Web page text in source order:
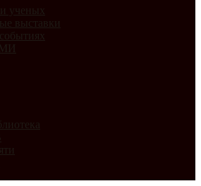
ученых
выставки